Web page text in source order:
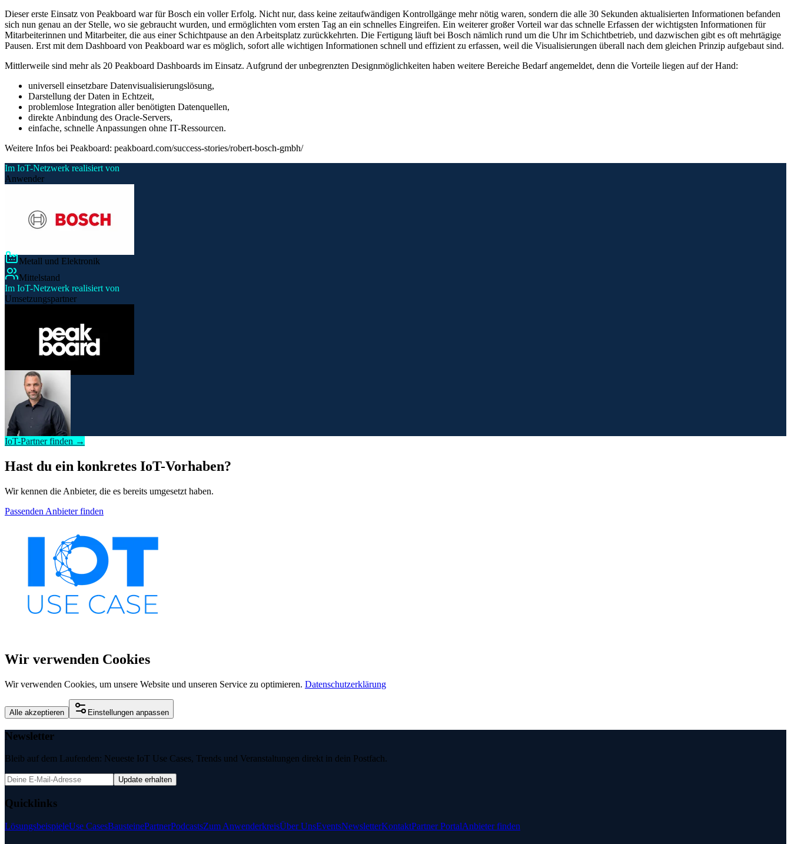
Dieser erste Einsatz von Peakboard war für Bosch ein voller Erfolg. Nicht nur, dass keine zeitaufwändigen Kontrollgänge mehr nötig waren, sondern die alle 30 Sekunden aktualisierten Informationen befanden
sich nun genau an der Stelle, wo sie gebraucht wurden, und ermöglichten vom ersten Tag an ein schnelles Eingreifen. Ein weiterer großer Vorteil war das schnelle Erfassen der wichtigsten Informationen für
Mitarbeiterinnen und Mitarbeiter, die aus einer Schichtpause an den Arbeitsplatz zurückkehrten. Die Fertigung läuft bei Bosch nämlich rund um die Uhr im Schichtbetrieb, und dazwischen gibt es oft mehrtägige
Pausen. Erst mit dem Dashboard von Peakboard war es möglich, sofort alle wichtigen Informationen schnell und effizient zu erfassen, weil die Visualisierungen überall nach dem gleichen Prinzip aufgebaut sind.
Mittlerweile sind mehr als 20 Peakboard Dashboards im Einsatz. Aufgrund der unbegrenzten Designmöglichkeiten haben weitere Bereiche Bedarf angemeldet, denn die Vorteile liegen auf der Hand:
universell einsetzbare Datenvisualisierungslösung,
Darstellung der Daten in Echtzeit,
problemlose Integration aller benötigten Datenquellen,
direkte Anbindung des Oracle-Servers,
einfache, schnelle Anpassungen ohne IT-Ressourcen.
Weitere Infos bei Peakboard: peakboard.com/success-stories/robert-bosch-gmbh/
Im IoT-Netzwerk realisiert von
Anwender
Metall und Elektronik
Mittelstand
Im IoT-Netzwerk realisiert von
Umsetzungspartner
IoT-Partner finden →
Hast du ein konkretes IoT-Vorhaben?
Wir kennen die Anbieter, die es bereits umgesetzt haben.
Passenden Anbieter finden
Wir verwenden Cookies
Wir verwenden Cookies, um unsere Website und unseren Service zu optimieren. Datenschutzerklärung
Alle akzeptieren Einstellungen anpassen
Newsletter
Bleib auf dem Laufenden: Neueste IoT Use Cases, Trends und Veranstaltungen direkt in dein Postfach.
Update erhalten
Quicklinks
LösungsbeispieleUse CasesBausteinePartnerPodcastsZum AnwenderkreisÜber UnsEventsNewsletterKontaktPartner PortalAnbieter finden